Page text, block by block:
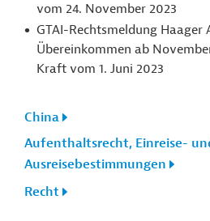
vom 24. November 2023
GTAI-Rechtsmeldung Haager
Übereinkommen ab
Kraft vom 1. Juni 2023
China
Aufenthaltsrecht, Einreise-
Ausreisebestimmungen
Recht